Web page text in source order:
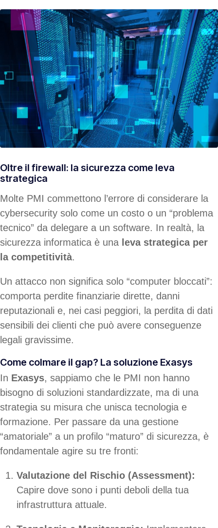
Oltre il firewall: la sicurezza come leva
strategica
Molte PMI commettono l’errore di considerare la
cybersecurity solo come un costo o un “problema
tecnico” da delegare a un software. In realtà, la
sicurezza informatica è una leva strategica per
la competitività.
Un attacco non significa solo “computer bloccati”:
comporta perdite finanziarie dirette, danni
reputazionali e, nei casi peggiori, la perdita di dati
sensibili dei clienti che può avere conseguenze
legali gravissime.
Come colmare il gap? La soluzione Exasys
In Exasys, sappiamo che le PMI non hanno
bisogno di soluzioni standardizzate, ma di una
strategia su misura che unisca tecnologia e
formazione. Per passare da una gestione
“amatoriale” a un profilo “maturo” di sicurezza, è
fondamentale agire su tre fronti:
Valutazione del Rischio (Assessment):
Capire dove sono i punti deboli della tua
infrastruttura attuale.